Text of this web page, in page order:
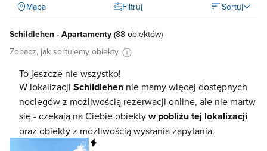
Mapa Filtruj Sortuj
Schildlehen - Apartamenty (88 obiektów)
Zobacz, jak sortujemy obiekty.
To jeszcze nie wszystko!
W lokalizacji Schildlehen nie mamy więcej dostępnych
noclegów z możliwością rezerwacji online, ale nie martw
się - czekają na Ciebie obiektyw pobliżu tej lokalizacji
oraz obiekty z możliwością wysłania zapytania.